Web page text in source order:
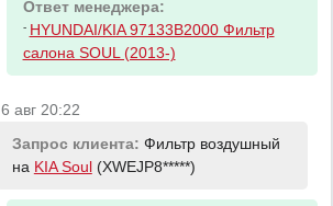
Ответ менеджера:
- HYUNDAI/KIA 97133B2000 Фильтр
салона SOUL (2013-)
6 авг 20:22
Запрос клиента: Фильтр воздушный
на KIA Soul (XWEJP8*****)